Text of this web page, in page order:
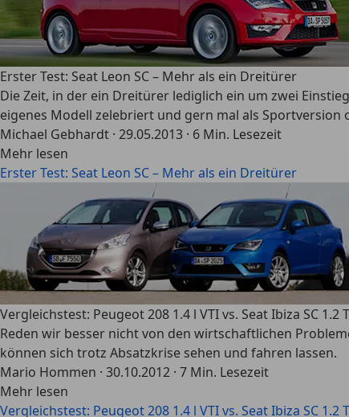
Erster Test: Seat Leon SC – Mehr als ein Dreitürer
Die Zeit, in der ein Dreitürer lediglich ein um zwei
eigenes Modell zelebriert und gern mal als Sportversion
Michael Gebhardt · 29.05.2013 · 6 Min. Lesezeit
Mehr lesen
Erster Test: Seat Leon SC – Mehr als ein Dreitürer
Vergleichstest: Peugeot 208 1.4 l VTI vs. Seat Ibiza SC 1.2
Reden wir besser nicht von den wirtschaftlichen
können sich trotz Absatzkrise sehen und fahren lassen.
Mario Hommen · 30.10.2012 · 7 Min. Lesezeit
Mehr lesen
Vergleichstest: Peugeot 208 1.4 l VTI vs. Seat Ibiza SC 1.2